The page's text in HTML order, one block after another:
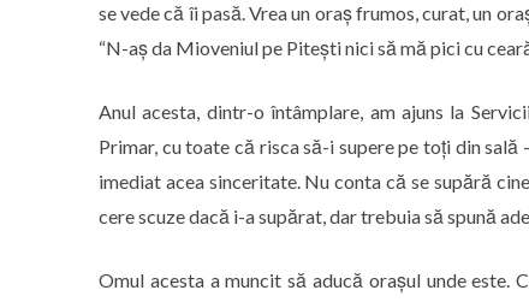
se vede că îi pasă. Vrea un oraș frumos, curat, un
“N-aș da Mioveniul pe Pitești nici să mă pici cu
Anul acesta, dintr-o întâmplare, am ajuns la
Primar, cu toate că risca să-i supere pe toți din
imediat acea sinceritate. Nu conta că se supără
cere scuze dacă i-a supărat, dar trebuia să spună
Omul acesta a muncit să aducă orașul unde este.